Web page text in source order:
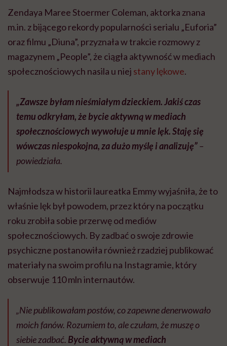
Zendaya Maree Stoermer Coleman, aktorka znana
m.in. z bijącego rekordy popularności serialu „Euforia”
oraz filmu „Diuna”, przyznała w trakcie rozmowy z
magazynem „People”, że ciągła aktywność w mediach
społecznościowych nasila u niej stany lękowe.
„Zawsze byłam nieśmiałym dzieckiem. Jakiś czas
temu odkryłam, że bycie aktywną w mediach
społecznościowych wywołuje u mnie lęk. Staję się
wówczas niespokojna, za dużo myślę i analizuję”–
powiedziała.
Najmłodsza w historii laureatka Emmy wyjaśniła, że to
właśnie lęk był powodem, przez który na początku
roku zrobiła sobie przerwę od mediów
społecznościowych. By zadbać o swoje zdrowie
psychiczne postanowiła również rzadziej publikować
materiały na swoim profilu na Instagramie, który
obserwuje 110 mln internautów.
„Nie publikowałam postów, co zapewne denerwowało
moich fanów. Rozumiem to, ale czułam, że muszę o
siebie zadbać. Bycie aktywną w mediach